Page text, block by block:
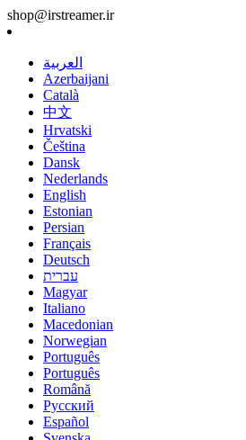
shop@irstreamer.ir
العربية
Azerbaijani
Català
中文
Hrvatski
Čeština
Dansk
Nederlands
English
Estonian
Persian
Français
Deutsch
עברית
Magyar
Italiano
Macedonian
Norwegian
Português
Português
Română
Русский
Español